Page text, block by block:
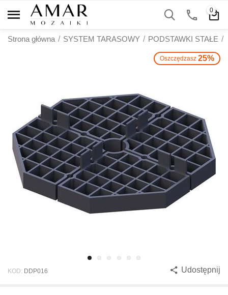
0
Strona główna / SYSTEM TARASOWY / PODSTAWKI STAŁE /
Oszczędzasz 25%
KOD: DDP016 Udostępnij